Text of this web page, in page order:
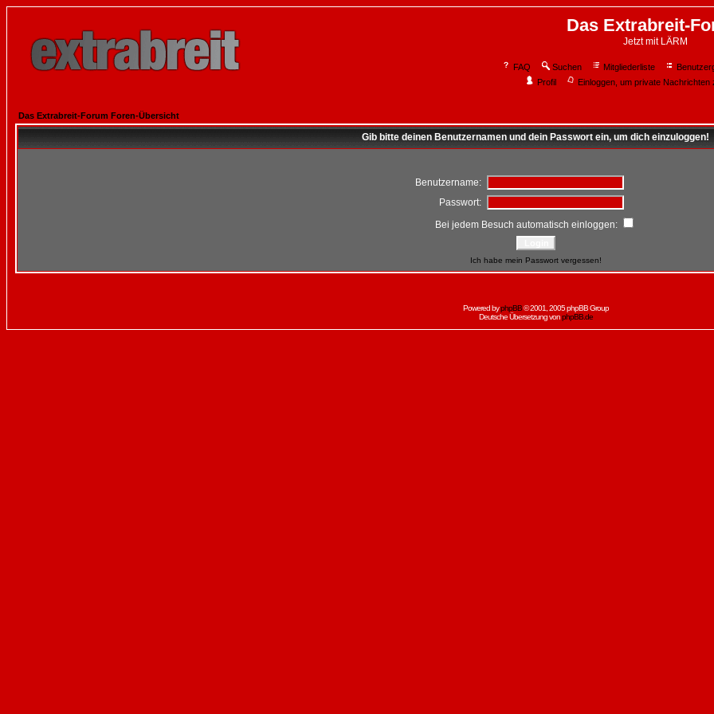
Das Extrabreit-
Jetzt mit LÄRM
FAQ Suchen Mitgliederliste
Profil
Einloggen, um private Nachrichten
Das Extrabreit-Forum Foren-Übersicht
Gib bitte deinen Benutzernamen und dein Passwort ein, um dich einzuloggen!
Benutzername:
Passwort:
Bei jedem Besuch automatisch einloggen:
Ich habe mein Passwort vergessen!
Powered byphpBB© 2001, 2005 phpBB Group
Deutsche Übersetzung vonphpBB.de